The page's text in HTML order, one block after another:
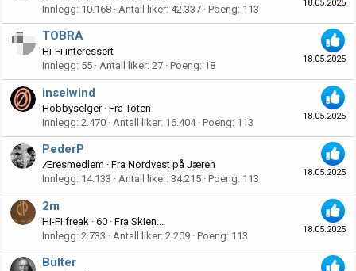
18.05.2025
Innlegg 10.168 Antall liker 42.337 Poeng 113
18.05.2025
TOBRA
Hi-Fi interessert
Innlegg 55 Antall liker 27 Poeng 18
18.05.2025
inselwind
Hobbyselger · FraToten
Innlegg 2.470 Antall liker 16.404 Poeng 113
18.05.2025
PederP
Æresmedlem · Fra Nordvest på Jæren
Innlegg 14.133 Antall liker 34.215 Poeng 113
18.05.2025
2m
Hi-Fi freak · 60 · Fra Skien...
Innlegg 2.733 Antall liker 2.209 Poeng 113
Bulter